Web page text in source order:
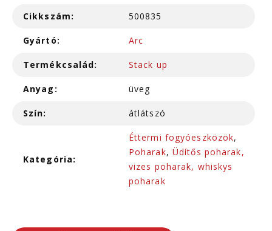
Cikkszám: 500835
Gyártó: Arc
Termékcsalád: Stack up
Anyag: üveg
Szín: átlátszó
Kategória:
Éttermi fogyóeszközök,
Poharak, Üdítős poharak,
vizes poharak, whiskys
poharak